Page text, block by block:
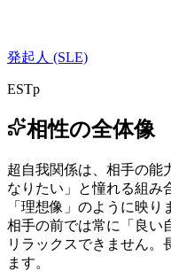
発起人 (SLE)
ESTp
相性の全体像
超 自我関係は 相手の能
な り たい 」 と憧れる組み
「 理想像 」 のよ う に映 り
相手の前では常に 「 良 い
リ ラ ッ ク スでき ま せん。
ま す。